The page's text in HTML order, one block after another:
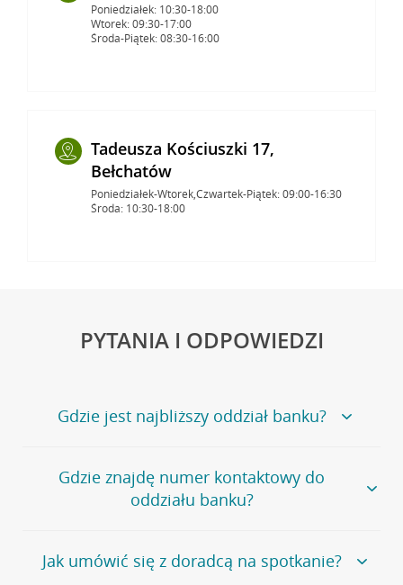
Poniedziałek: 10:30-18:00
Wtorek: 09:30-17:00
Środa-Piątek: 08:30-16:00
Tadeusza Kościuszki 17,
Bełchatów
Poniedziałek-Wtorek,Czwartek-Piątek: 09:00-16:30
Środa: 10:30-18:00
PYTANIA I ODPOWIEDZI
Gdzie jest najbliższy oddział banku?
Jeśli szukasz oddziału naszego banku, zapraszamy na
stronęPlacówki i bankomaty, na której znajduje się
wygodna wyszukiwarka.
oddziałów
Gdzie znajdę numer kontaktowy do
oddziału banku?
Bank Credit Agricole nie udostępnia ogólnego numeru
telefonu do placówki bankowej.
Jak umówić się z doradcą na spotkanie?